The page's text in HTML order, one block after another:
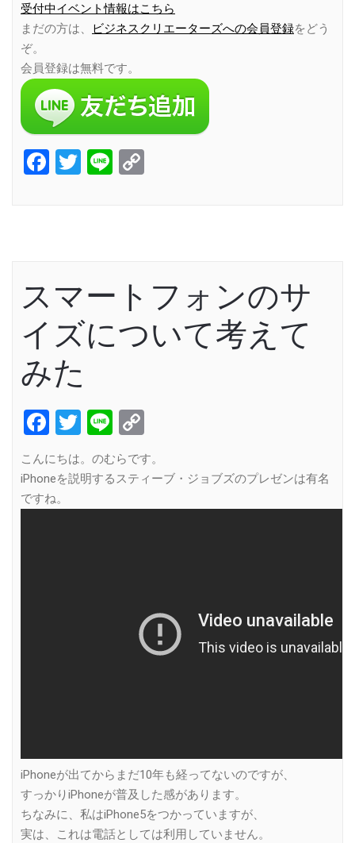
受付中イベント情報はこちら
まだの方は、
ビジネスクリエーターズへの会員登録をどう
ぞ。
会員登録は無料です。
Facebook
Twitter
Line
スマートフォンのサ
イズについて考えて
みた
Facebook
Twitter
Line
Link
こんにちは。のむらです。
iPhoneを説明するスティーブ・ジョブズのプレゼンは有名
ですね。
iPhoneが出てからまだ10年も経ってないのですが、
すっかりiPhoneが普及した感があります。
ちなみに、私はiPhone5をつかっていますが、
実は、これは電話としては利用していません。